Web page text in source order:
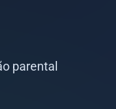
parental